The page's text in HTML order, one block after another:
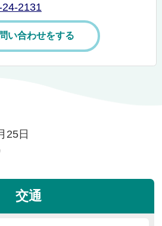
2131
い合わせをする
25日
交通